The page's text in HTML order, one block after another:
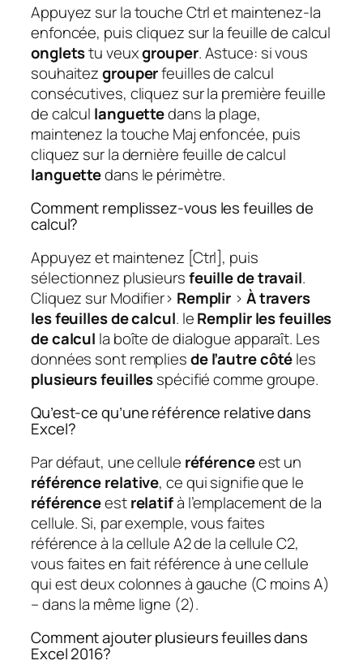
Appuyez sur la touche Ctrl et maintenez-la
enfoncée, puis cliquez sur la feuille de calcul
ongletstu veuxgrouper. Astuce: si vous
souhaitezgrouperfeuilles de calcul
consécutives, cliquez sur la première feuille
de calcul languettedans la plage,
maintenez la touche Maj enfoncée, puis
cliquez sur la dernière feuille de calcul
languettedans le périmètre.
Comment remplissez-vous les feuilles de
calcul?
Appuyez et maintenez [Ctrl], puis
sélectionnez plusieursfeuille de travail.
Cliquez sur Modifier> Remplir > À travers
les feuilles de calcul. leRemplir les feuilles
de calcul la boîte de dialogue apparaît. Les
données sont rempliesde l’autre côtéles
plusieurs feuillesspécifié comme groupe.
Qu’est-ce qu’une référence relative dans
Excel?
Par défaut, une cellule référenceest un
référence relative, ce qui signifie que le
référenceestrelatifà l’emplacement de la
cellule. Si, par exemple, vous faites
référence à la cellule A2 de la cellule C2,
vous faites en fait référence à une cellule
qui est deux colonnes à gauche (C moins A)
– dans la même ligne (2).
Comment ajouter plusieurs feuilles dans
Excel 2016?